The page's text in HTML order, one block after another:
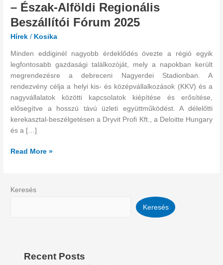
– Észak-Alföldi Regionális
Beszállítói Fórum 2025
Hírek / Kosika
Minden eddiginél nagyobb érdeklődés övezte a régió egyik
legfontosabb gazdasági találkozóját, mely a napokban került
megrendezésre a debreceni Nagyerdei Stadionban. A
rendezvény célja a helyi kis- és középvállalkozások (KKV) és a
nagyvállalatok közötti kapcsolatok kiépítése és erősítése,
elősegítve a hosszú távú üzleti együttműködést. A délelőtti
kerekasztal-beszélgetésen a Dryvit Profi Kft., a Deloitte Hungary
és a […]
Észak-
Alföldi
Regionális
Fórum
2025
Read More »
Keresés
Keresés
Recent Posts